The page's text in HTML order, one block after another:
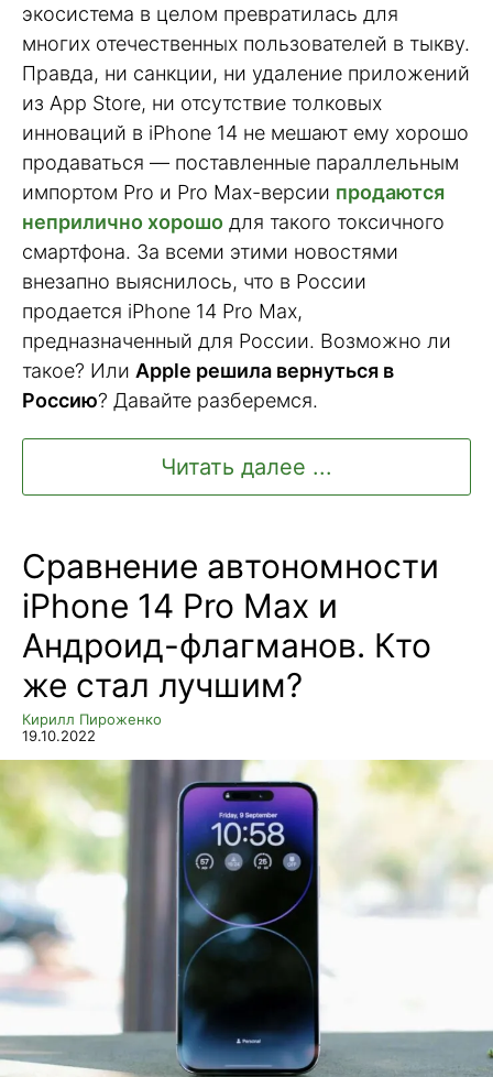
экосистема в целом превратилась для
многих отечественных пользователей в тыкву.
Правда, ни санкции, ни удаление приложений
из App Store, ни отсутствие толковых
инноваций в iPhone 14 не мешают ему хорошо
продаваться — поставленные параллельным
импортом Pro и Pro Max-версии продаются
неприлично хорошо для такого токсичного
смартфона. За всеми этими новостями
внезапно выяснилось, что в России
продается iPhone 14 Pro Max,
предназначенный для России. Возможно ли
такое? Или Apple решила вернуться в
Россию? Давайте разберемся.
Читать далее ...
Сравнение автономности
iPhone 14 Pro Max и
Андроид-флагманов. Кто
же стал лучшим?
Кирилл Пироженко
19.10.2022